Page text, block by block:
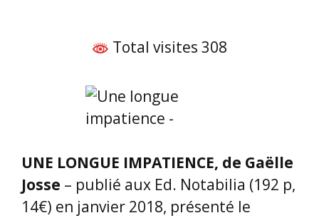
Total visites 308
UNE LONGUE IMPATIENCE, de Gaëlle
Josse – publié aux Ed. Notabilia (192 p,
14€) en janvier 2018, présenté le